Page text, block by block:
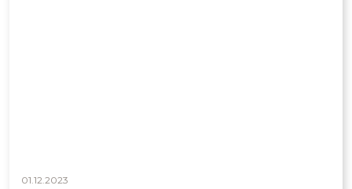
01.12.2023